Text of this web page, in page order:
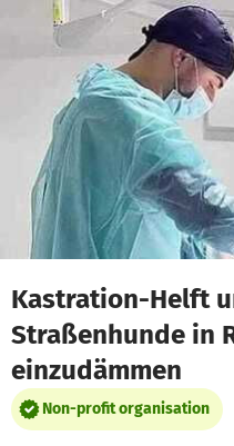
Skip to main content
Show accessibility
Kastration-Helft
Straßenhunde in
einzudämmen
Non-profit organisation